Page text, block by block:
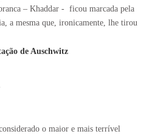
– Khaddar - ficou marcada pela
a mesma que, ironicamente, lhe tirou
de Auschwitz
o maior e mais terrível